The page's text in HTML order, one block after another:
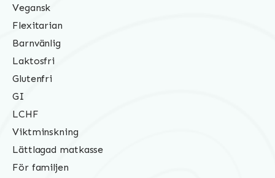
Vegansk
Flexitarian
Barnvänlig
Laktosfri
Glutenfri
GI
LCHF
Viktminskning
Lättlagad matkasse
För familjen